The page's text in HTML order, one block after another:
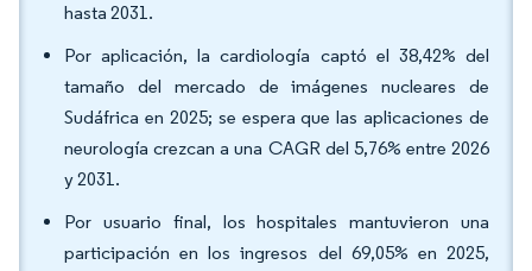
hasta 2031.
Por aplicación, la cardiología captó el 38,42% del
tamaño del mercado de imágenes nucleares de
Sudáfrica en 2025; se espera que las aplicaciones de
neurología crezcan a una CAGR del 5,76% entre 2026
y 2031.
Por usuario final, los hospitales mantuvieron una
participación en los ingresos del 69,05% en 2025,